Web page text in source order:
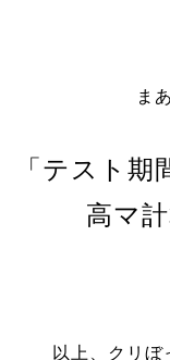
ま
「テスト
高マ
以上、クリ